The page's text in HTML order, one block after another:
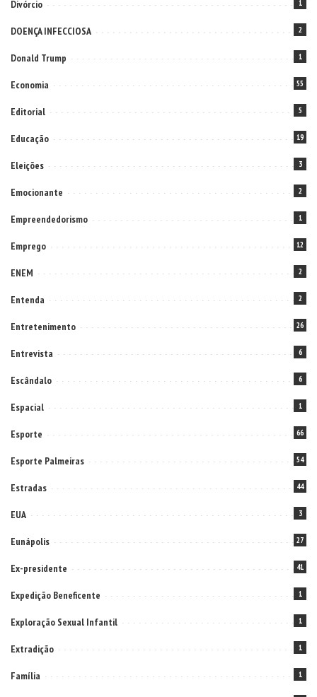
Divórcio 1
DOENÇA INFECCIOSA 2
Donald Trump 1
Economia 55
Editorial 5
Educação 19
Eleições 3
Emocionante 2
Empreendedorismo 1
Emprego 12
ENEM 2
Entenda 2
Entretenimento 26
Entrevista 6
Escândalo 6
Espacial 1
Esporte 66
Esporte Palmeiras 54
Estradas 44
EUA 3
Eunápolis 27
Ex-presidente 41
Expedição Beneficente 1
Exploração Sexual Infantil 1
Extradição 1
Família 1